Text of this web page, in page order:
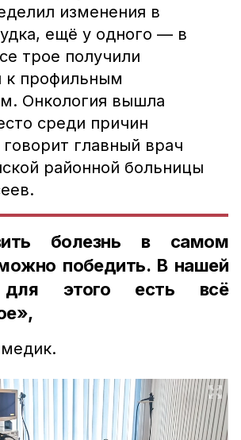
изменения в
ещё у одного — в
трое получили
к профильным
Онкология вышла
среди причин
главный врач
районной больницы
болезнь в самом
победить. В нашей
для этого есть всё